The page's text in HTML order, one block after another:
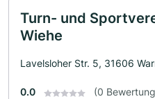
Turn- und
Wiehe
Lavelsloher Str. 5, 31606
0.0 (0